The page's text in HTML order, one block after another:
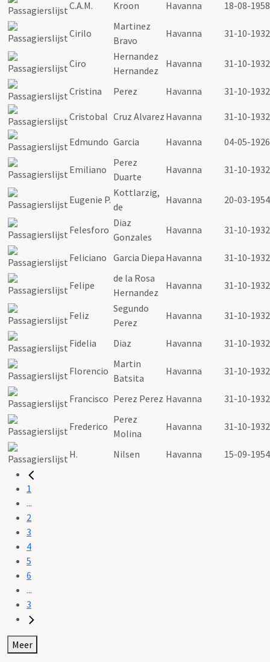
C.A.M. Kroon Havanna 18-08-1958
Cirilo
Martinez
Bravo
Havanna 31-10-1932
Ciro
Hernandez
Hernandez
Havanna 31-10-1932
Cristina Perez Havanna 31-10-1932
Cristobal Cruz Alvarez Havanna 31-10-1932
Edmundo Garcia Havanna 04-05-1926
Emiliano
Perez
Duarte
Havanna 31-10-1932
Eugenie P.
Kottlarzig,
de
Havanna 20-03-1954
Felesforo
Diaz
Gonzales
Havanna 31-10-1932
Feliciano Garcia Diepa Havanna 31-10-1932
Felipe
de la Rosa
Hernandez
Havanna 31-10-1932
Feliz
Segundo
Perez
Havanna 31-10-1932
Fidelia Diaz Havanna 31-10-1932
Florencio
Martin
Batsita
Havanna 31-10-1932
Francisco Perez Perez Havanna 31-10-1932
Frederico
Perez
Molina
Havanna 31-10-1932
H. Nilsen Havanna 15-09-1954
1
...
2
3
4
5
6
...
3
Meer